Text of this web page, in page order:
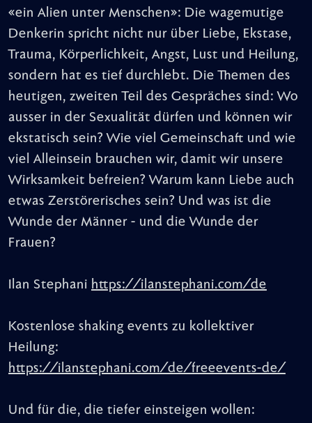
«ein Alien unter Menschen»: Die wagemutige
Denkerin spricht nicht nur über Liebe, Ekstase,
Trauma, Körperlichkeit, Angst, Lust und Heilung,
sondern hat es tief durchlebt. Die Themen des
heutigen, zweiten Teil des Gespräches sind: Wo
ausser in der Sexualität dürfen und können wir
ekstatisch sein? Wie viel Gemeinschaft und wie
viel Alleinsein brauchen wir, damit wir unsere
Wirksamkeit befreien? Warum kann Liebe auch
etwas Zerstörerisches sein? Und was ist die
Wunde der Männer - und die Wunde der
Frauen?
Ilan Stephani https://ilanstephani.com/de
Kostenlose shaking events zu kollektiver
Heilung:
https://ilanstephani.com/de/freeevents-de/
Und für die, die tiefer einsteigen wollen: